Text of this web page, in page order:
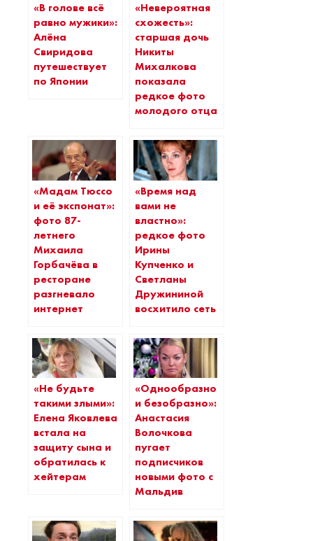
«В голове всё
равно мужики»:
Алёна
Свиридова
путешествует
по Японии
«Невероятная
схожесть»:
старшая дочь
Никиты
Михалкова
показала
редкое фото
молодого отца
«Мадам Тюссо
и её экспонат»:
фото 87-
летнего
Михаила
Горбачёва в
ресторане
разгневало
интернет
«Время над
вами не
властно»:
редкое фото
Ирины
Купченко и
Светланы
Дружининой
восхитило сеть
«Не будьте
такими злыми»:
Елена Яковлева
встала на
защиту сына и
обратилась к
хейтерам
«Однообразно
и безобразно»:
Анастасия
Волочкова
пугает
подписчиков
новыми фото с
Мальдив